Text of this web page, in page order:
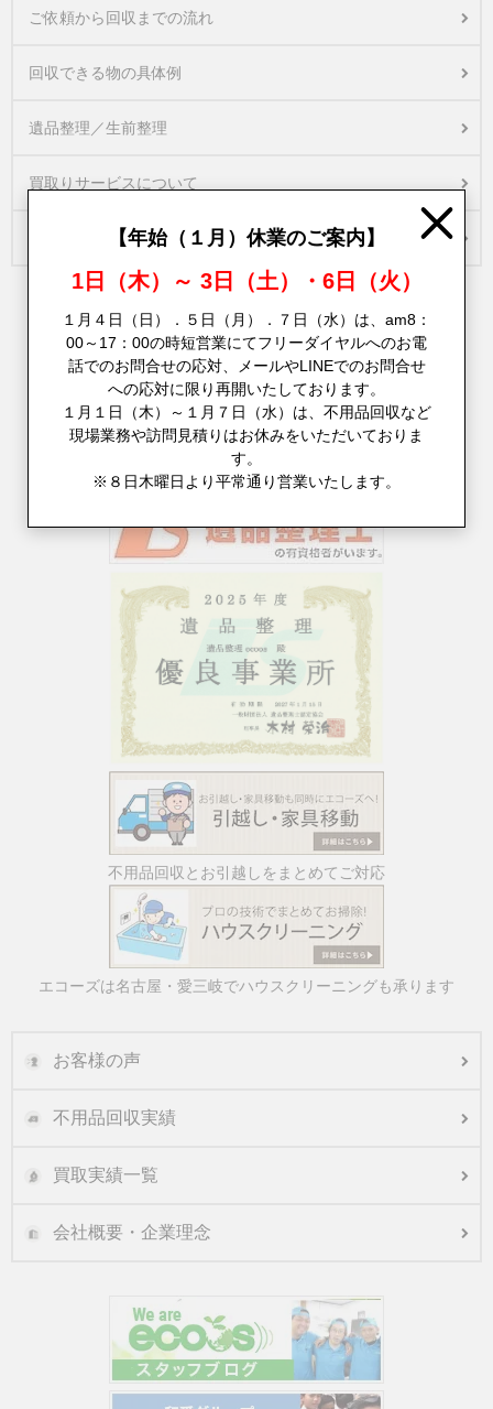
ご依頼から回収までの流れ
回収できる物の具体例
遺品整理／生前整理
買取りサービスについて
不用品回収とお引越しをまとめてご対応
エコーズは名古屋・愛三岐でハウスクリーニングも承ります
お客様の声
不用品回収実績
買取実績一覧
会社概要・企業理念
【年始（１月）休業のご案内】
1日（木）～ 3日（土）・6日（火）
１月４日（日）．５日（月）．７日（水）は、am8：
00～17：00の時短営業にてフリーダイヤルへのお電
話でのお問合せの応対、メールやLINEでのお問合せ
への応対に限り再開いたしております。
１月１日（木）～１月７日（水）は、不用品回収など
現場業務や訪問見積りはお休みをいただいておりま
す。
※８日木曜日より平常通り営業いたします。
Close